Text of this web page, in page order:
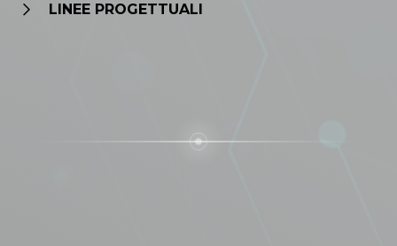
LINEE PROGETTUALI